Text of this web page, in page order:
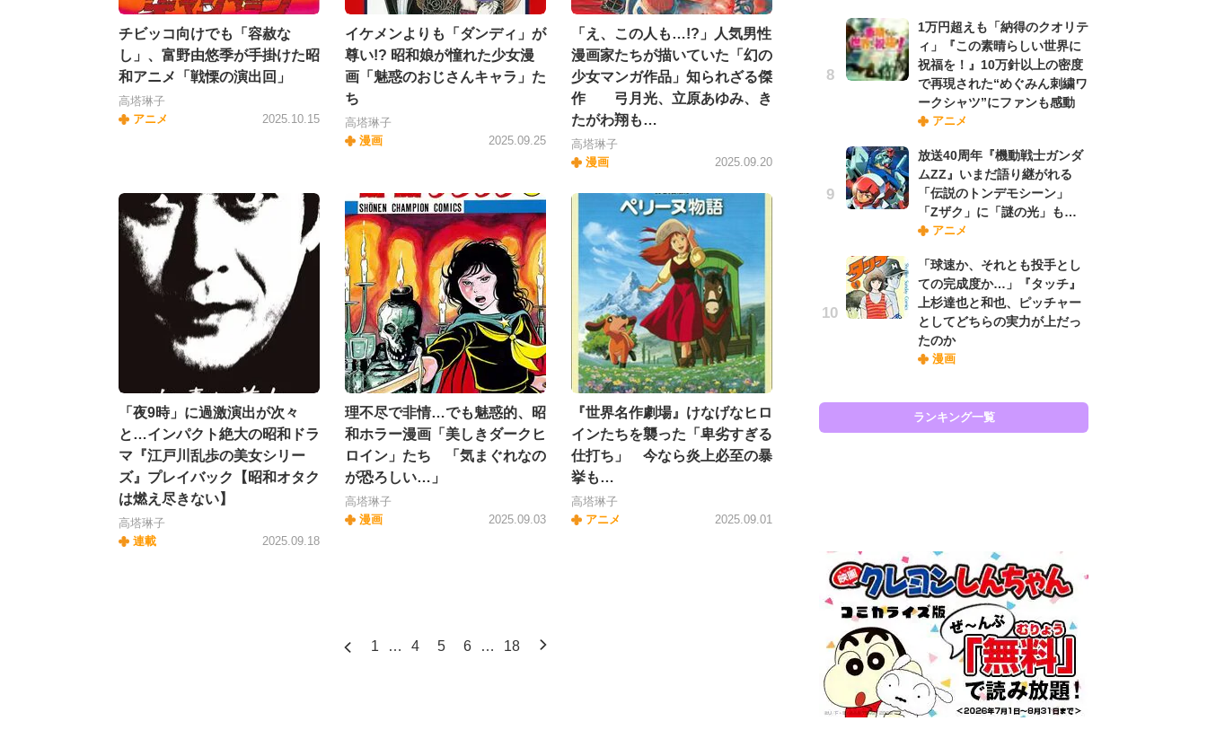
チビッコ向けでも「容赦な
し」、富野由悠季が手掛けた昭
和アニメ「戦慄の演出回」
高塔琳子
アニメ
2025.10.15
イケメンよりも「ダンディ」が
尊い!? 昭和娘が憧れた少女漫
画「魅惑のおじさんキャラ」た
ち
高塔琳子
漫画
2025.09.25
「え、この人も…!?」人気男性
漫画家たちが描いていた「幻の
少女マンガ作品」知られざる傑
作 弓月光、立原あゆみ、き
たがわ翔も…
高塔琳子
漫画
2025.09.20
「夜9時」に過激演出が次々
と…インパクト絶大の昭和ドラ
マ『江戸川乱歩の美女シリー
ズ』プレイバック【昭和オタク
は燃え尽きない】
高塔琳子
連載
2025.09.18
理不尽で非情…でも魅惑的、昭
和ホラー漫画「美しきダークヒ
ロイン」たち 「気まぐれなの
が恐ろしい…」
高塔琳子
漫画
2025.09.03
『世界名作劇場』けなげなヒロ
インたちを襲った「卑劣すぎる
仕打ち」 今なら炎上必至の暴
挙も…
高塔琳子
アニメ
2025.09.01
1 … 4 5 6 … 18
1万円超えも「納得のクオリテ
ィ」『この素晴らしい世界に
祝福を！』10万針以上の密度
で再現された“めぐみん刺繍ワ
ークシャツ”にファンも感動
アニメ
放送40周年『機動戦士ガンダ
ムZZ』いまだ語り継がれる
「伝説のトンデモシーン」
「Zザク」に「謎の光」も…
アニメ
「球速か、それとも投手とし
ての完成度か…」『タッチ』
上杉達也と和也、ピッチャー
としてどちらの実力が上だっ
たのか
漫画
ランキング一覧